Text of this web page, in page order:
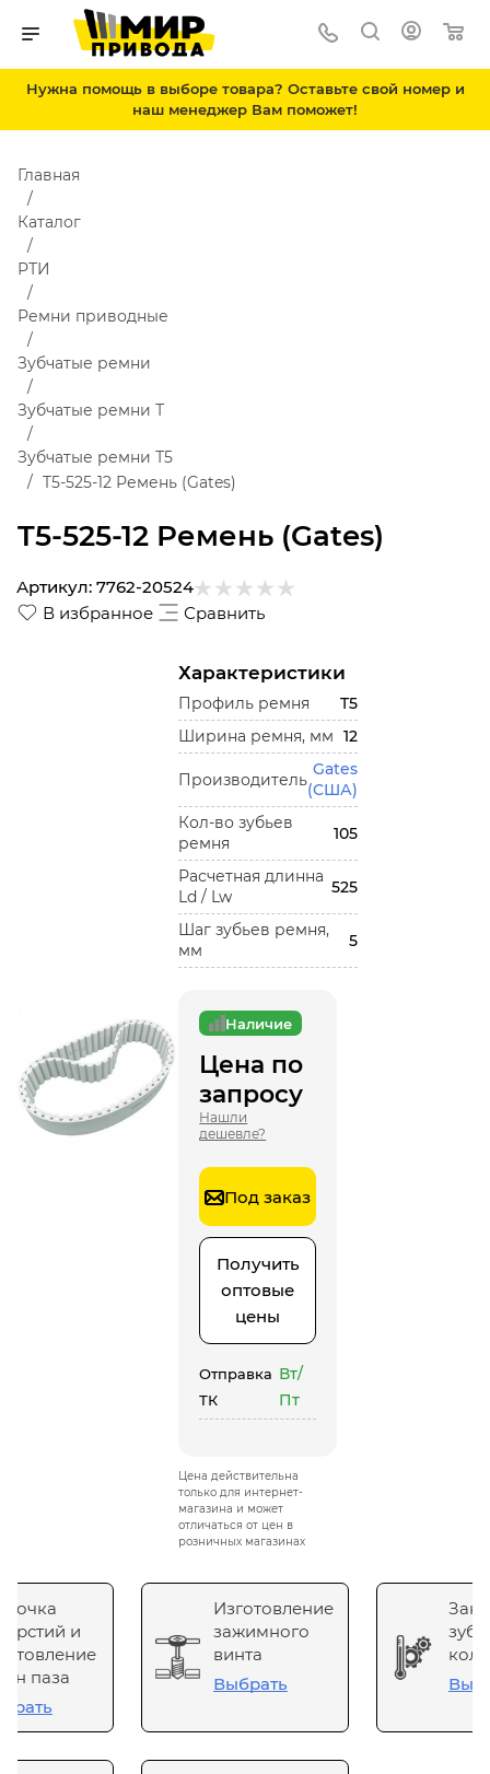
Нужна помощь в выборе товара? Оставьте свой номер и
наш менеджер Вам поможет!
T5-525-12 Ремень (Gates)
Главная
Каталог
РТИ
Ремни приводные
Зубчатые ремни
Зубчатые ремни Т
Зубчатые ремни Т5
T5-525-12 Ремень (Gates)
В избранное Сравнить
Артикул: 7762-20524
Характеристики
Профиль ремня
T5
Ширина ремня, мм 12
Производитель
Gates
(США)
Кол-во зубьев
ремня
105
Расчетная длинна
Ld / Lw
525
Шаг зубьев ремня,
мм
5
Наличие
Цена по
запросу
Нашли
дешевле?
Под заказ
Получить
оптовые
цены
Отправка
ТК
Вт/
Пт
Цена действительна
только для интернет-
магазина и может
отличаться от цен в
розничных магазинах
и
паза
Изготовление
зажимного
винта
Выбрать